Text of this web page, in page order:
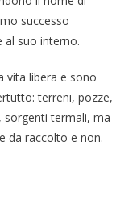
successo
al suo interno.
vita libera e sono
terreni, pozze,
sorgenti termali, ma
da raccolto e non.